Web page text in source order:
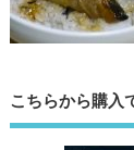
こちらから購入